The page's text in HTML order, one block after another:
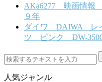
AKa6277 映画情報
９年
ダイワ DAIWA レ
ツ ピンク DW-
人気ジャンル